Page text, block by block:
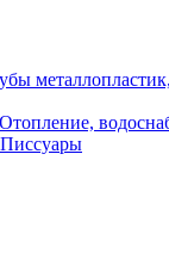
Отопление,